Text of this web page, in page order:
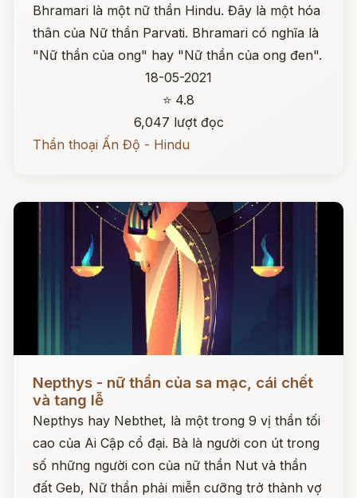
Bhramari là một nữ thần Hindu. Đây là một hóa
thân của Nữ thần Parvati. Bhramari có nghĩa là
"Nữ thần của ong" hay "Nữ thần của ong đen".
18-05-2021
⭐ 4.8
6,047 lượt đọc
Thần thoại Ấn Độ - Hindu
Nepthys - nữ thần của sa mạc, cái chết
và tang lễ
Nepthys hay Nebthet, là một trong 9 vị thần tối
cao của Ai Cập cổ đại. Bà là người con út trong
số những người con của nữ thần Nut và thần
đất Geb, Nữ thần phải miễn cưỡng trở thành vợ